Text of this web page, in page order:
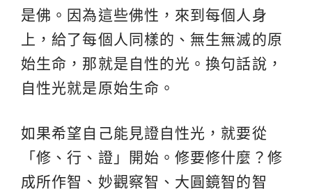
是佛。因為這些佛性，來到每個人身
上，給了每個人同樣的、無生無滅的原
始生命，那就是自性的光。換句話說，
自性光就是原始生命。
如果希望自己能見證自性光，就要從
「修、行、證」開始。修要修什麼？修
成所作智、妙觀察智、大圓鏡智的智